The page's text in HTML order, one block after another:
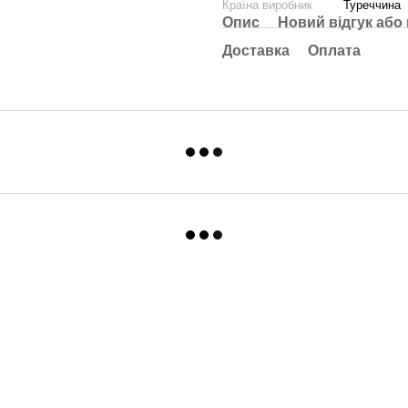
Країна виробник
Туреччина
Опис
Новий відгук
Доставка
Оплата